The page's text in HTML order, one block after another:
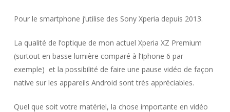
Pour le smartphone j’utilise des Sony Xperia depuis 2013.
La qualité de l’optique de mon actuel Xperia XZ Premium
(surtout en basse lumière comparé à l’Iphone 6 par
exemple) et la possibilité de faire une pause vidéo de façon
native sur les appareils Android sont très appréciables.
Quel que soit votre matériel, la chose importante en vidéo